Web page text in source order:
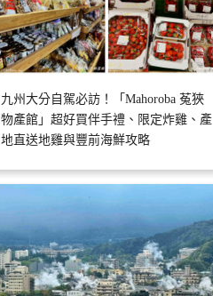
九州大分自駕必訪！「Mahoroba 菟狹
物產館」超好買伴手禮、限定炸雞、產
地直送地雞與豐前海鮮攻略